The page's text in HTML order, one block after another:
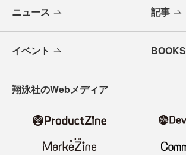
ニュース 記事
イベント BOOKS
翔泳社のWebメディア